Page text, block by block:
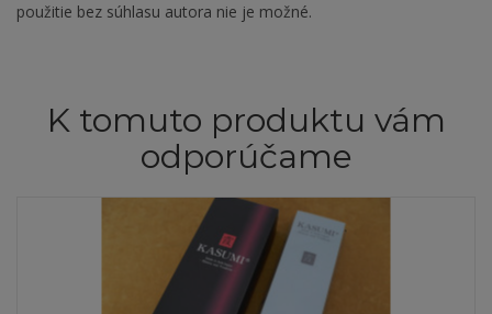
použitie bez súhlasu autora nie je možné.
K tomuto produktu vám
odporúčame